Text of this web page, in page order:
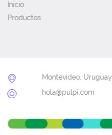
Inicio
Productos
Montevideo, Uruguay
hola@pulpi.com